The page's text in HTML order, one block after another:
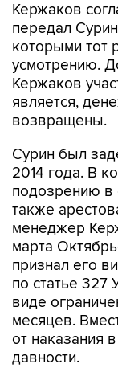
Кержаков
передал
которыми тот
усмотрению.
Кержаков
является,
возвращены.
Сурин был
2014 года. В
подозрению в
также
менеджер
марта
признал его
по статье 327
виде
месяцев.
от наказания
давности.